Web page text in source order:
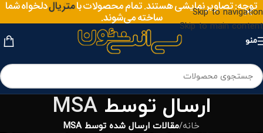
Skip to navigation
Skip to main content
توجه: تصاویر نمایشی هستند. تمام محصولات باسایزمتریال
دلخواه شما
ساخته می‌شوند.
منو
ارسال توسطMSA
خانه/مقالات ارسال شده توسط MSA